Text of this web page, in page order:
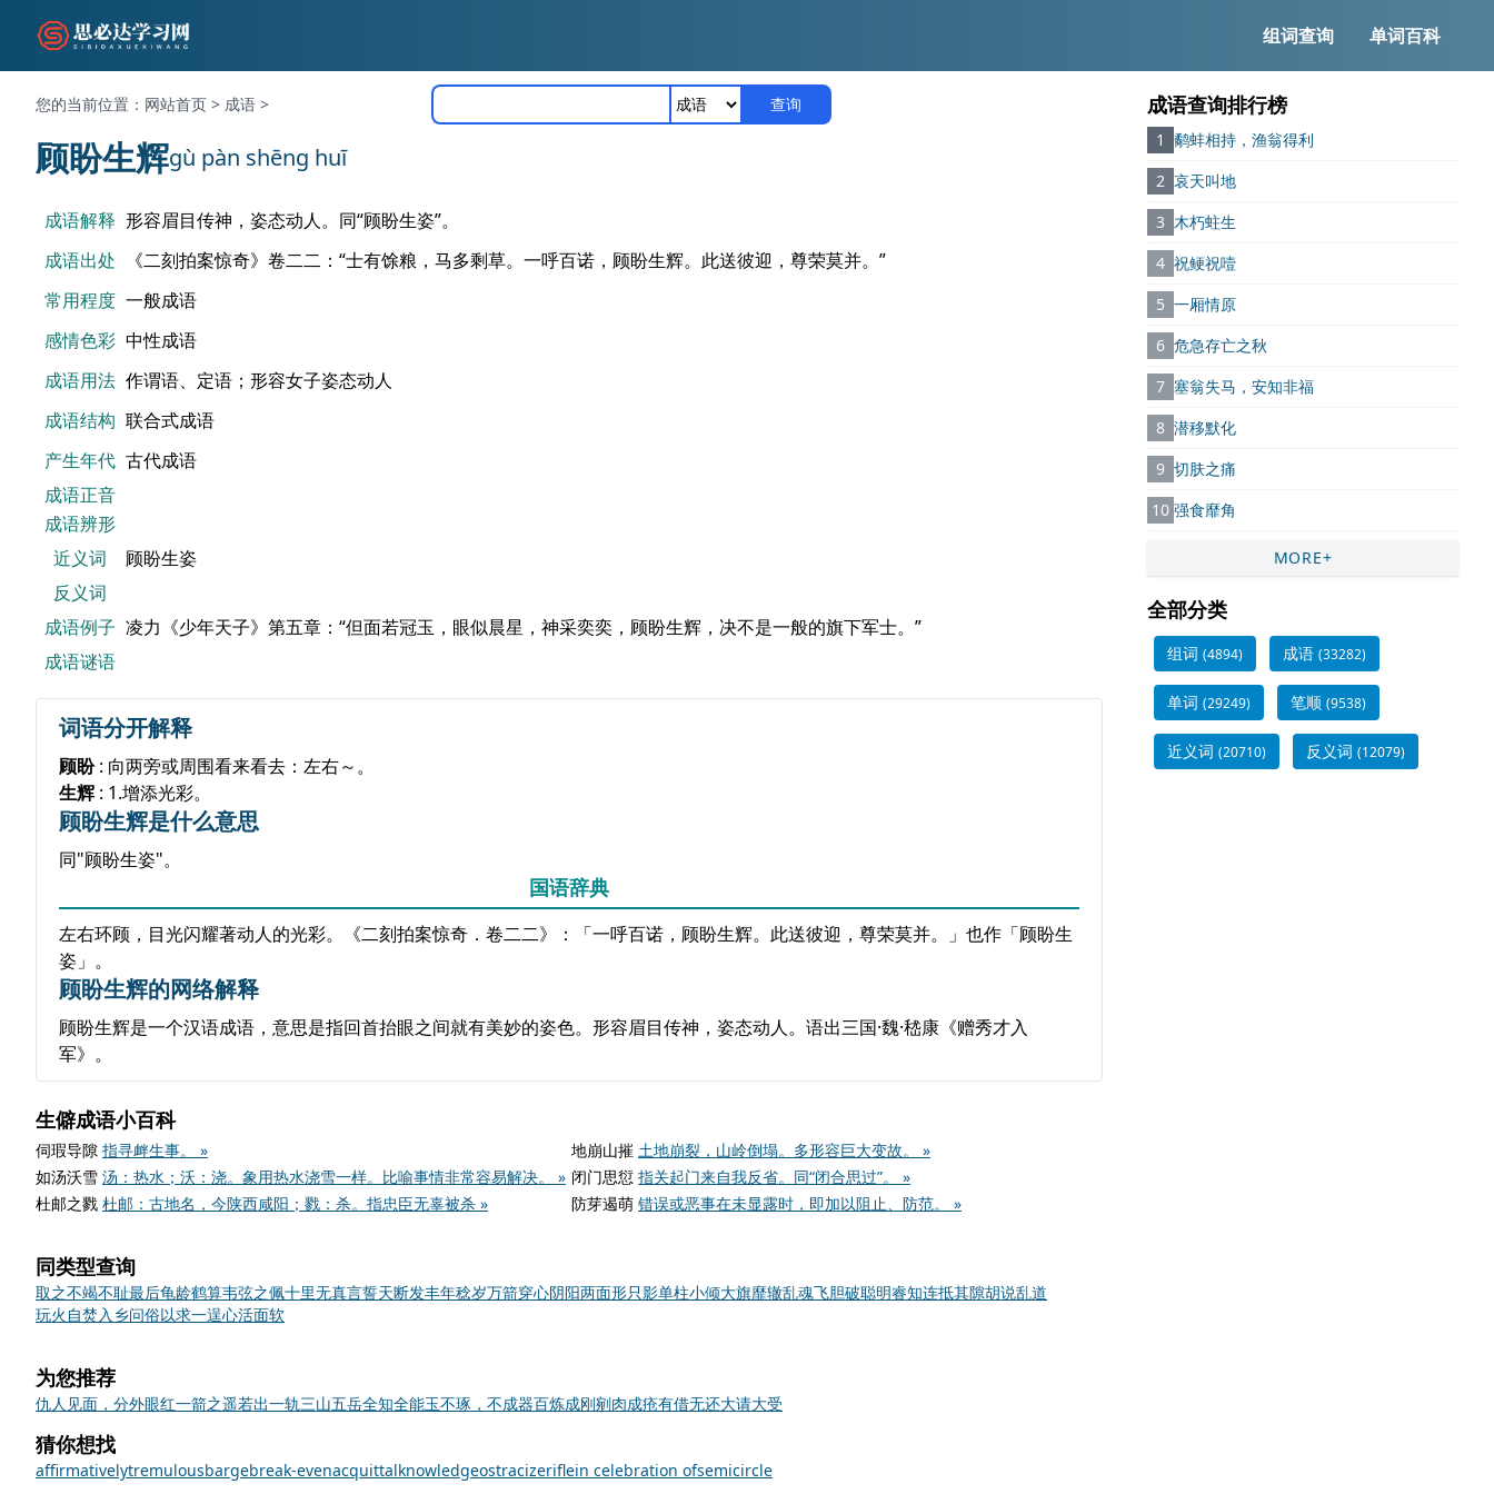
组词查询 单词百科
您的当前位置： 网站首页 > 成语 > 查询
顾盼生辉gù pàn shēng huī
成语解释 形容眉目传神，姿态动人。同“顾盼生姿”。
成语出处
《二刻拍案惊奇》卷二二：“士有馀粮，马多剩草。一呼百诺，顾盼生辉。此送彼迎，尊荣莫并。”
常用程度 一般成语
感情色彩 中性成语
成语用法 作谓语、定语；形容女子姿态动人
成语结构 联合式成语
产生年代 古代成语
成语正音
成语辨形
近义词
顾盼生姿
反义词
成语例子 凌力《少年天子》第五章：“但面若冠玉，眼似晨星，神采奕奕，顾盼生辉，决不是一般的旗下军士。”
成语谜语
词语分开解释
顾盼: 向两旁或周围看来看去：左右～。
生辉 : 1.增添光彩。
顾盼生辉是什么意思
同"顾盼生姿"。
国语辞典
左右环顾，目光闪耀著动人的光彩。《二刻拍案惊奇．卷二二》：「一呼百诺，顾盼生辉。此送彼迎，尊荣莫并。」也作「顾盼生
姿」。
顾盼生辉的网络解释
顾盼生辉是一个汉语成语，意思是指回首抬眼之间就有美妙的姿色。形容眉目传神，姿态动人。语出三国·魏·嵇康《赠秀才入
军》。
生僻成语小百科
伺瑕导隙 指寻衅生事。 » 地崩山摧 土地崩裂，山岭倒塌。多形容巨大变故。 »
如汤沃雪 汤：热水；沃：浇。象用热水浇雪一样。比喻事情非常容易解决。 » 闭门思愆 指关起门来自我反省。同“闭合思过”。 »
杜邮之戮 杜邮：古地名，今陕西咸阳；戮：杀。指忠臣无辜被杀 » 防芽遏萌 错误或恶事在未显露时，即加以阻止、防范。 »
同类型查询
取之不竭不耻最后龟龄鹤算韦弦之佩十里无真言誓天断发丰年稔岁万箭穿心阴阳两面形只影单柱小倾大旗靡辙乱魂飞胆破聪明睿知连抵其隙胡说乱道
玩火自焚入乡问俗以求一逞心活面软
为您推荐
仇人见面，分外眼红一箭之遥若出一轨三山五岳全知全能玉不琢，不成器百炼成刚剜肉成疮有借无还大请大受
猜你想找
affirmativelytremulousbargebreak-evenacquittalknowledgeostracizeriflein celebration ofsemicircle
成语查询排行榜
1 鹬蚌相持，渔翁得利
2 哀天叫地
3 木朽蛀生
4 祝鲠祝噎
5 一厢情原
6 危急存亡之秋
7 塞翁失马，安知非福
8 潜移默化
9 切肤之痛
10 强食靡角
MORE+
全部分类
组词 (4894) 成语 (33282)
单词 (29249) 笔顺 (9538)
近义词 (20710) 反义词 (12079)